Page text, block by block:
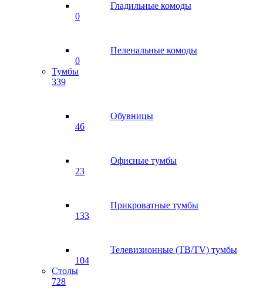
Гладильные комоды
0
Пеленальные комоды
0
Тумбы
339
Обувницы
46
Офисные тумбы
23
Прикроватные тумбы
133
Телевизионные (ТВ/TV) тумбы
104
Столы
728